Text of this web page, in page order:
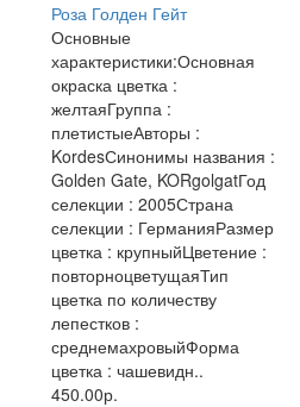
Роза Голден Гейт
Основные
характеристики:Основная
окраска цветка :
желтаяГруппа :
плетистыеАвторы :
KordesСинонимы названия :
Golden Gate, KORgolgatГод
селекции : 2005Страна
селекции : ГерманияРазмер
цветка : крупныйЦветение :
повторноцветущаяТип
цветка по количеству
лепестков :
среднемахровыйФорма
цветка : чашевидн..
450.00р.